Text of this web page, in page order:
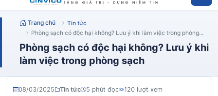
Trang chủ
Tin tức
Phòng sạch có độc hại không? Lưu ý khi làm việc trong phòng...
Phòng sạch có độc hại không? Lưu ý khi
làm việc trong phòng sạch
08/03/2025 Tin tức 5 phút đọc 120 lượt xem